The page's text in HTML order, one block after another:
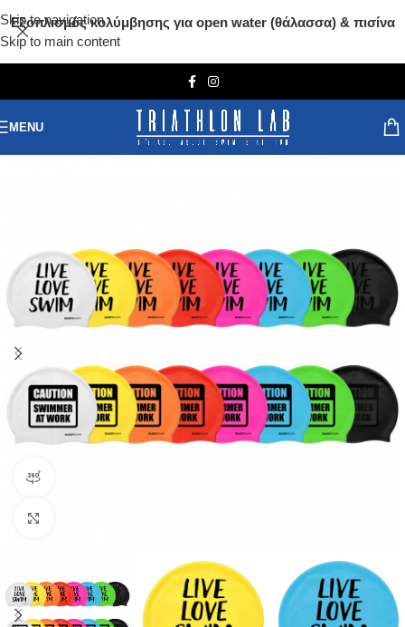
Skip to navigation
Skip to main content
Εξοπλισμός κολύμβησης για open water (θάλασσα) & πισίνα
MENU